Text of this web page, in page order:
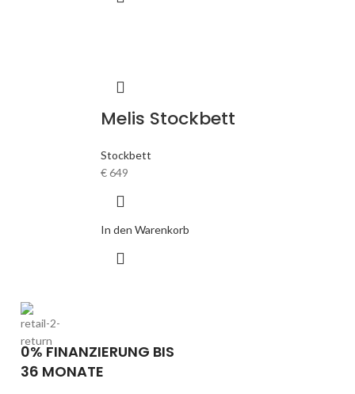
Melis Stockbett
Stockbett
€649
In den Warenkorb
0% FINANZIERUNG BIS
36 MONATE